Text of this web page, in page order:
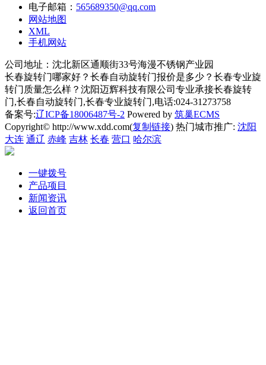
电子邮箱： 565689350@qq.com
网站地图
XML
手机网站
公司地址：沈北新区通顺街33号海漫不锈钢产业园
长春旋转门哪家好？长春自动旋转门报价是多少？长春专业旋
转门质量怎么样？沈阳迈辉科技有限公司专业承接长春旋转
门,长春自动旋转门,长春专业旋转门,电话:024-31273758
备案号:辽ICP备18006487号-2 Powered by 筑巢ECMS
Copyright© http://www.xdd.com(复制链接) 热门城市推广: 沈阳
大连 通辽 赤峰 吉林 长春 营口 哈尔滨
一键拨号
产品项目
新闻资讯
返回首页